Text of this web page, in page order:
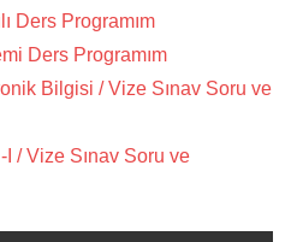
Ders Programım
Ders Programım
Bilgisi / Vize Sınav Soru ve
/ Vize Sınav Soru ve